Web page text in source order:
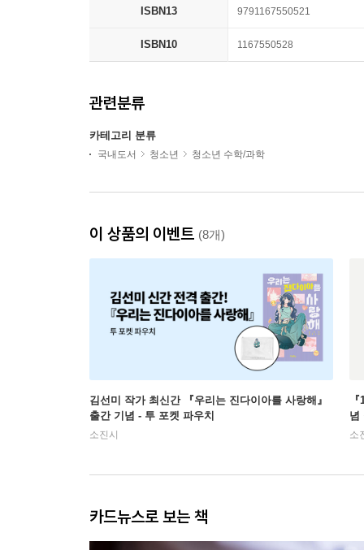
ISBN13 9791167550521
ISBN10 1167550528
관련분류
카테고리 분류
국내도서 청소년 청소년 수학/과학
이 상품의 이벤트 (8개)
김선미 작가 최신간 『우리는 진다이아를 사랑해』
출간 기념 - 투 포켓 파우치
소진시
념
소
카드뉴스로 보는 책